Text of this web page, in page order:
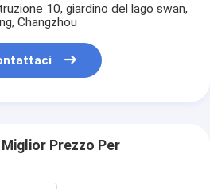
10, giardino del lago swan,
Changzhou
Prezzo Per